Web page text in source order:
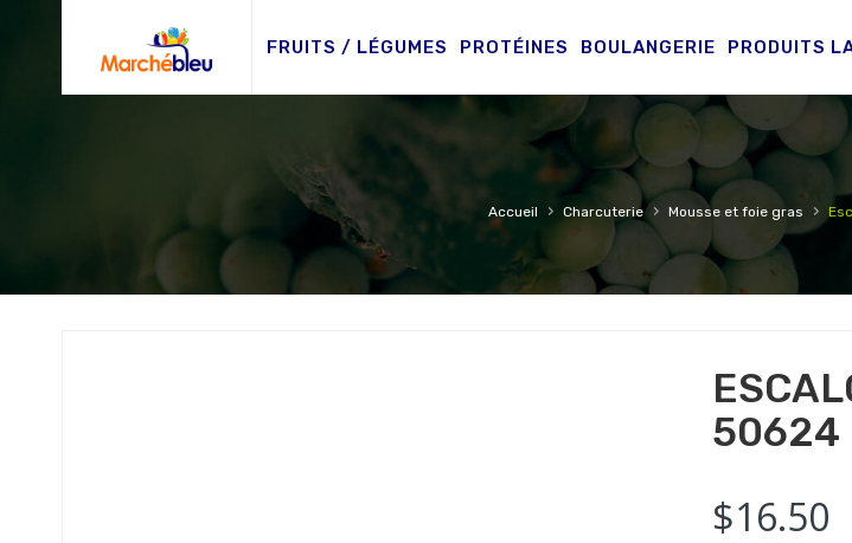
FRUITS / LÉGUMES PROTÉINES BOULANGERIE PRODUITS
Accueil › Charcuterie › Mousse et foie gras ›
50624
$16.50